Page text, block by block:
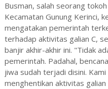
Busman, salah seorang
Kecamatan Gunung Kerinci,
mengatakan pemerintah
terhadap aktivitas galian C,
banjir akhir-akhir ini. "Tidak
pemerintah. Padahal,
jiwa sudah terjadi disini.
menghentikan aktivitas